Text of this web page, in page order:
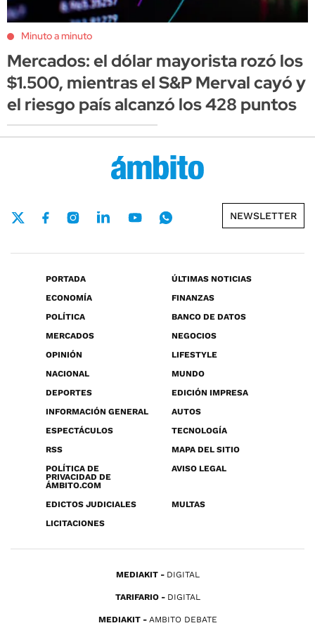
Minuto a minuto
Mercados: el dólar mayorista rozó los
$1.500, mientras el S&P Merval cayó y
el riesgo país alcanzó los 428 puntos
NEWSLETTER
PORTADA
ÚLTIMAS NOTICIAS
ECONOMÍA
FINANZAS
POLÍTICA
BANCO DE DATOS
MERCADOS
NEGOCIOS
OPINIÓN
LIFESTYLE
NACIONAL
MUNDO
DEPORTES
EDICIÓN IMPRESA
INFORMACIÓN GENERAL
AUTOS
ESPECTÁCULOS
TECNOLOGÍA
RSS
MAPA DEL SITIO
POLÍTICA DE
PRIVACIDAD DE
ÁMBITO.COM
AVISO LEGAL
EDICTOS JUDICIALES
MULTAS
LICITACIONES
MEDIAKIT DIGITAL
TARIFARIO DIGITAL
MEDIAKIT AMBITO DEBATE